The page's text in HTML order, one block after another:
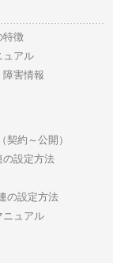
特徴
ュアル
障害情報
契約～公開）
の設定方法
の設定方法
ニュアル